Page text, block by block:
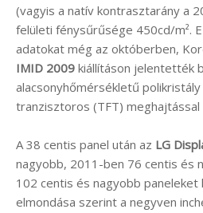
(vagyis a natív kontrasztarány a
felületi fénysűrűsége 450cd/m².
adatokat még az októberben,
IMID 2009 kiállításon jelentették
alacsonyhőmérsékletű
tranzisztoros (TFT) meghajtással
A 38 centis panel után az LG
nagyobb, 2011-ben 76 centis és
102 centis és nagyobb paneleket
elmondása szerint a negyven